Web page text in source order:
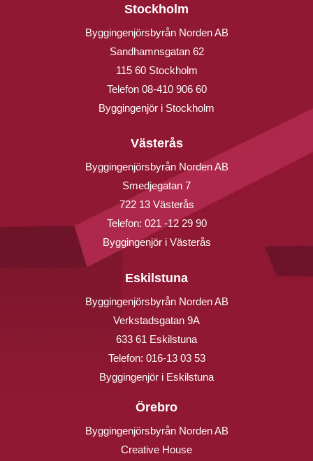
Stockholm
Byggingenjörsbyrån Norden AB
Sandhamnsgatan 62
115 60 Stockholm
Telefon 08-410 906 60
Byggingenjör i Stockholm
Västerås
Byggingenjörsbyrån Norden AB
Smedjegatan 7
722 13 Västerås
Telefon: 021 -12 29 90
Byggingenjör i Västerås
Eskilstuna
Byggingenjörsbyrån Norden AB
Verkstadsgatan 9A
633 61 Eskilstuna
Telefon: 016-13 03 53
Byggingenjör i Eskilstuna
Örebro
Byggingenjörsbyrån Norden AB
Creative House